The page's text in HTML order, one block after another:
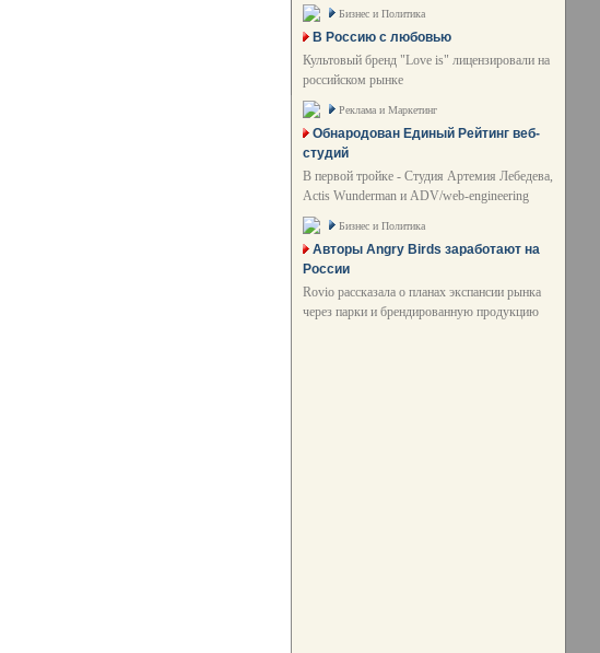
Бизнес и Политика
В Россию с любовью
Культовый бренд "Love is" лицензировали на
российском рынке
Реклама и Маркетинг
Обнародован Единый Рейтинг веб-
студий
В первой тройке - Студия Артемия Лебедева,
Actis Wunderman и ADV/web-engineering
Бизнес и Политика
Авторы Angry Birds заработают на
России
Rovio рассказала о планах экспансии рынка
через парки и брендированную продукцию